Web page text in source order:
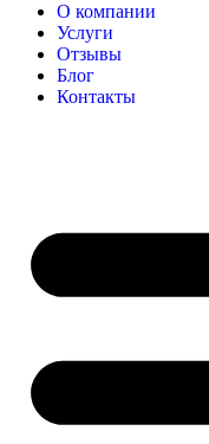
О компании
Услуги
Отзывы
Блог
Контакты